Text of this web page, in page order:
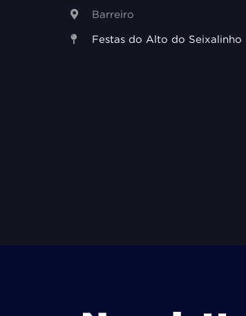
Barreiro
Festas do Alto do Seixalinho